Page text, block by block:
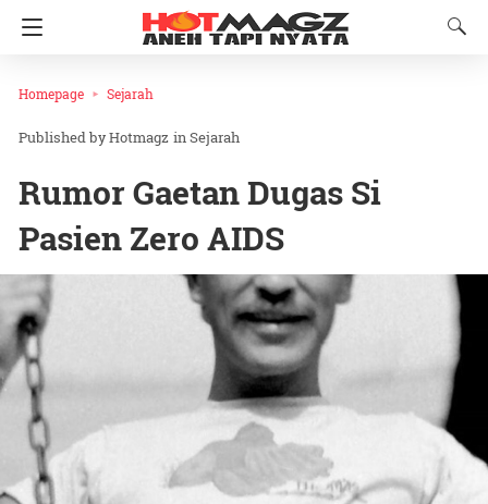
Homepage Sejarah
Hotmagz inSejarah
Rumor Gaetan Dugas Si
Pasien Zero AIDS